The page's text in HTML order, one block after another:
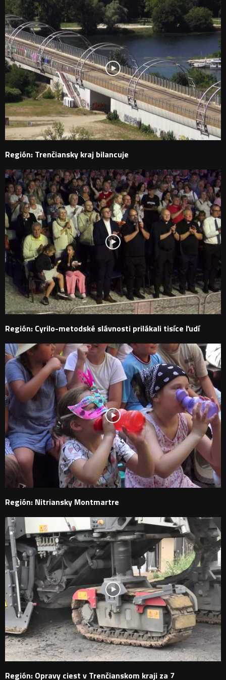
Región: Trenčiansky kraj bilancuje
Región: Cyrilo-metodské slávnosti prilákali tisíce ľudí
Región: Nitriansky Montmartre
Región: Opravy ciest v Trenčianskom kraji za 7